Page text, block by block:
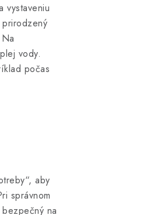
vystaveniu
vody.
počas
aby
správnom
na